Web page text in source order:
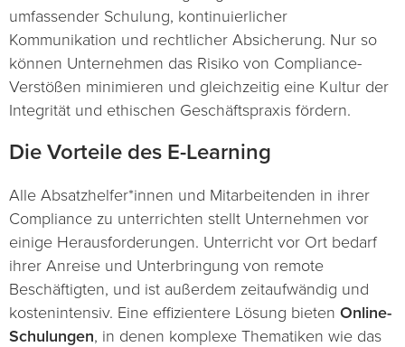
umfassender Schulung, kontinuierlicher
Kommunikation und rechtlicher Absicherung. Nur so
können Unternehmen das Risiko von Compliance-
Verstößen minimieren und gleichzeitig eine Kultur der
Integrität und ethischen Geschäftspraxis fördern.
Die Vorteile des E-Learning
Alle Absatzhelfer*innen und Mitarbeitenden in ihrer
Compliance zu unterrichten stellt Unternehmen vor
einige Herausforderungen. Unterricht vor Ort bedarf
ihrer Anreise und Unterbringung von remote
Beschäftigten, und ist außerdem zeitaufwändig und
kostenintensiv. Eine effizientere Lösung bieten Online-
Schulungen, in denen komplexe Thematiken wie das